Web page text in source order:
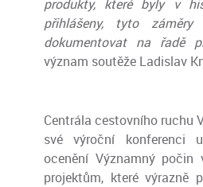
produkty, které byly v
přihlášeny, tyto
dokumentovat na řadě
význam soutěže Ladislav
Centrála cestovního ruchu
své výroční konferenci
ocenění Významný počin
projektům, které výrazně